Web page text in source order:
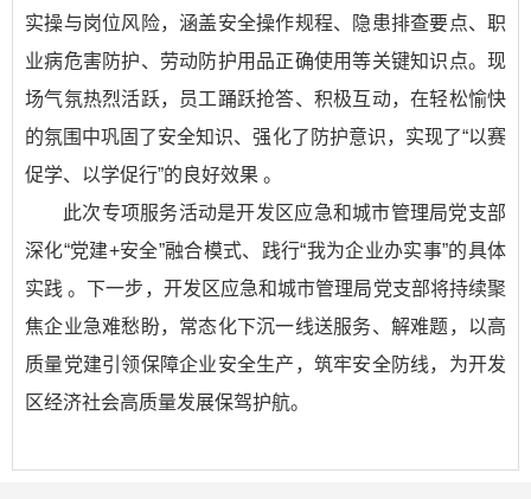
实操与岗位风险，涵盖安全操作规程、隐患排查要点、职
业病危害防护、劳动防护用品正确使用等关键知识点。现
场气氛热烈活跃，员工踊跃抢答、积极互动，在轻松愉快
的氛围中巩固了安全知识、强化了防护意识，实现了“以赛
促学、以学促行”的良好效果 。
此次专项服务活动是开发区应急和城市管理局党支部
深化“党建+安全”融合模式、践行“我为企业办实事”的具体
实践 。下一步，开发区应急和城市管理局党支部将持续聚
焦企业急难愁盼，常态化下沉一线送服务、解难题，以高
质量党建引领保障企业安全生产，筑牢安全防线，为开发
区经济社会高质量发展保驾护航。